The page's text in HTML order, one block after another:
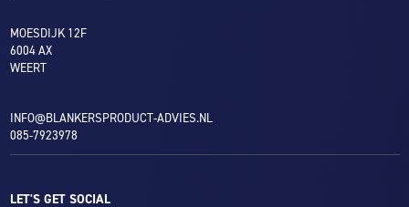
MOESDIJK 12F
6004 AX
WEERT
INFO@BLANKERSPRODUCT-ADVIES.NL
085-7923978
LET'S GET SOCIAL